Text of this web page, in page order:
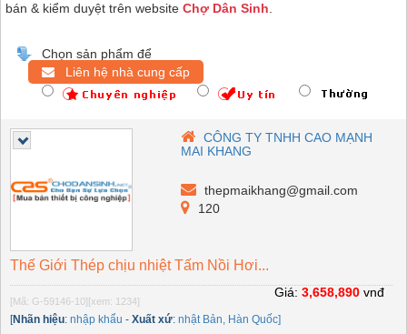
bán & kiểm duyệt trên website Chợ Dân Sinh.
Chọn sản phẩm để
Liên hệ nhà cung cấp
CÔNG TY TNHH CAO MẠNH
MAI KHANG
thepmaikhang@gmail.com
120
Thế Giới Thép chịu nhiệt Tấm Nồi Hơi...
[Mã: G-59146-10] [xem: 1234]
[Nhãn hiệu: nhập khẩu - Xuất xứ: nhật Bản, Hàn Quốc]
Giá: 3,658,890 vnđ